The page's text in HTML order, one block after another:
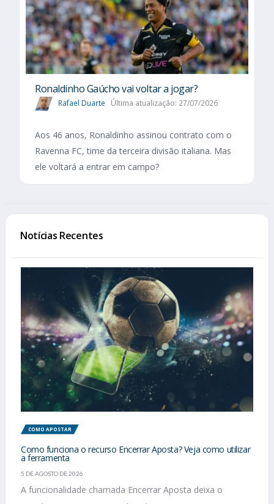
Ronaldinho Gaúcho vai voltar a jogar?
Rafael Duarte Última atualização: 27/07/2026
Aos 46 anos, Ronaldinho assinou contrato com o
Ravenna FC, time da terceira divisão italiana. Mas
ele voltará a entrar em campo?
Notícias Recentes
COMO APOSTAR
Como funciona o recurso Encerrar Aposta? Veja como utilizar
a ferramenta
5 DE AGOSTO DE 2026
A funcionalidade chamada Encerrar Aposta deixa o